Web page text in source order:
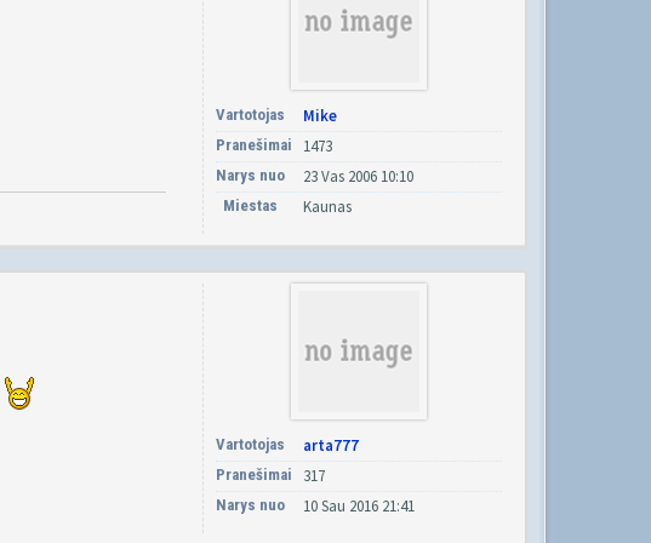
Vartotojas Mike
Pranešimai 1473
Narys nuo 23 Vas 2006 10:10
Miestas Kaunas
Vartotojas arta777
Pranešimai 317
Narys nuo 10 Sau 2016 21:41